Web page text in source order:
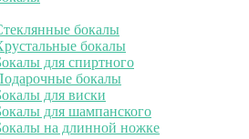
бокалы
бокалы
для спиртного
бокалы
для виски
для шампанского
на длинной ножке